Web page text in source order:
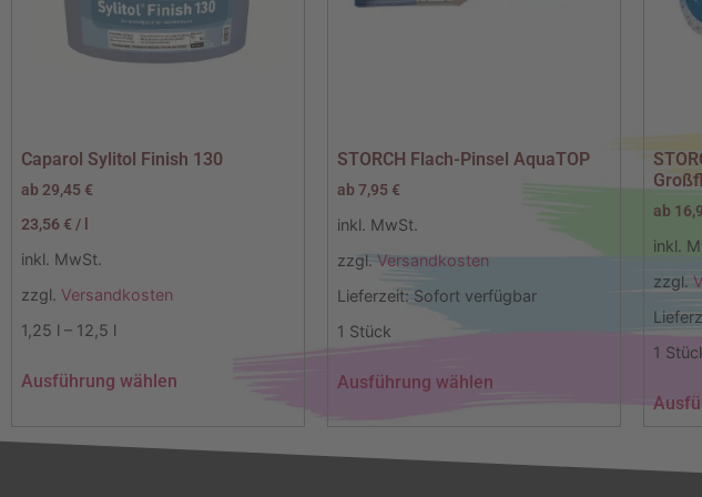
Caparol Sylitol Finish 130
ab 29,45 €
23,56 € /
inkl. MwSt.
zzgl. Versandkosten
1,25 l – 12,5 l
Ausführung wählen
STORCH Flach-Pinsel AquaTOP
ab 7,95 €
inkl. MwSt.
zzgl. Versandkosten
Lieferzeit: Sofort verfügbar
1 Stück
Ausführung wählen
ab
inkl.
zzgl.
1